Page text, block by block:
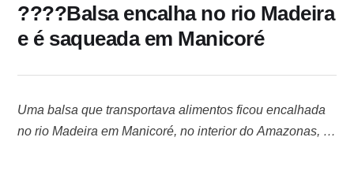
????Balsa encalha no rio Madeira
e é saqueada em Manicoré
Uma balsa que transportava alimentos ficou encalhada
no rio Madeira em Manicoré, no interior do Amazonas, e